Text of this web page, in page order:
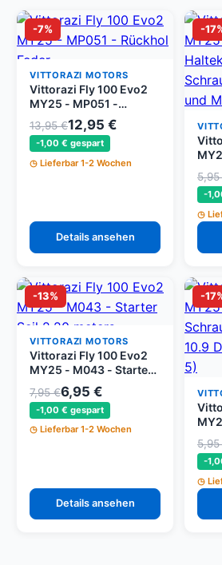
-7%
VITTORAZI MOTORS
Vittorazi Fly 100 Evo2
MY25 - MP051 -
Rückhol Feder
13,95 €12,95 €
-1,00 € gespart
Lieferbar 1-2 Wochen
Details ansehen
-
Tsei
-
-13%
VITTORAZI MOTORS
Vittorazi Fly 100 Evo2
MY25 - M043 - Starter
Seil 2,20 Meter
7,95 €6,95 €
-1,00 € gespart
Lieferbar 1-2 Wochen
Details ansehen
-
Tcei
von
-